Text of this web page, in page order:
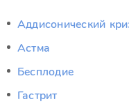
Аддисонический
Астма
Бесплодие
Гастрит